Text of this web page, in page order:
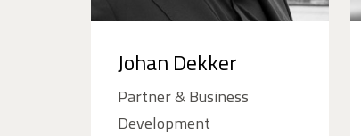
Johan Dekker
Partner & Business
Development